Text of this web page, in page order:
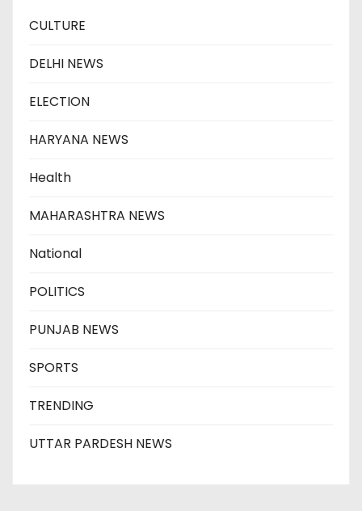
CULTURE
DELHI NEWS
ELECTION
HARYANA NEWS
Health
MAHARASHTRA NEWS
National
POLITICS
PUNJAB NEWS
SPORTS
TRENDING
UTTAR PARDESH NEWS